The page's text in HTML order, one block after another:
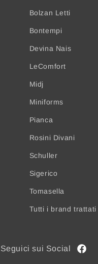
Bolzan Letti
Bontempi
Devina Nais
LeComfort
Midj
Miniforms
Pianca
Rosini Divani
Schuller
Sigerico
Tomasella
Tutti i brand trattati